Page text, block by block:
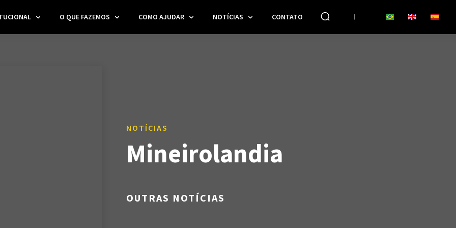
O QUE FAZEMOS COMO AJUDAR NOTÍCIAS CONTATO
NOTÍCIAS
Mineirolandia
OUTRAS NOTÍCIAS